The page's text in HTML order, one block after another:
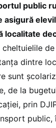
public
asigură
localitate
cheltuielile
dintre
sunt
de la
prin
public,